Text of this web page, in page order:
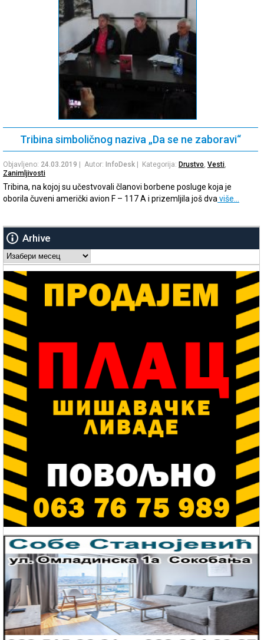
Tribina simboličnog naziva „Da se ne zaboravi“
Objavljeno: 24.03.2019 | Autor: InfoDesk | Kategorija: Drustvo, Vesti,
Zanimljivosti
Tribina, na kojoj su učestvovali članovi borbene posluge koja je
oborila čuveni američki avion F – 117 A i prizemljila još dva više…
Arhive
Arhive